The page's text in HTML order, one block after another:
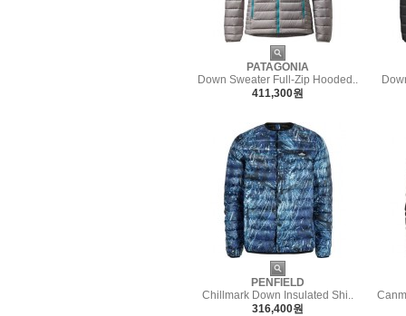
PATAGONIA
Down Sweater Full-Zip Hooded..
411,300원
PENFIELD
Chillmark Down Insulated Shi..
316,400원